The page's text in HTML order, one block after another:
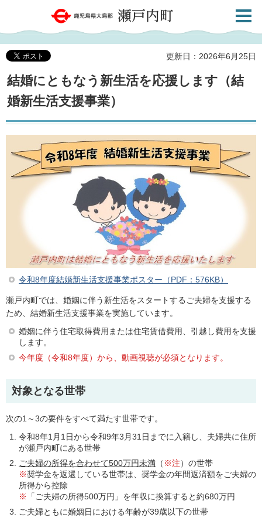
鹿児島県大島郡 瀬戸内町
共通メ
更新日：2026年6月25日
結婚にともなう新生活を応援します（結
婚新生活支援事業）
令和8年度結婚新生活支援事業ポスター（PDF：576KB）
瀬戸内町では、婚姻に伴う新生活をスタートするご夫婦を支援する
ため、結婚新生活支援事業を実施しています。
婚姻に伴う住宅取得費用または住宅賃借費用、引越し費用を支援
します。
今年度（令和8年度）から、動画視聴が必須となります。
対象となる世帯
次の1～3の要件をすべて満たす世帯です。
令和8年1月1日から令和9年3月31日までに入籍し、夫婦共に住所
が瀬戸内町にある世帯
ご夫婦の所得を合わせて500万円未満 （ ※注）の世帯
※奨学金を返還している世帯は、奨学金の年間返済額をご夫婦の
所得から控除
※
「ご夫婦の所得500万円」を年収に換算すると約680万円
ご夫婦ともに婚姻日における年齢が39歳以下の世帯